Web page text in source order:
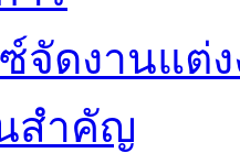
จัดงานแต่
สำคัญ